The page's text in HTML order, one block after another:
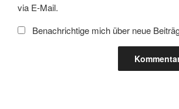
via E-Mail.
Benachrichtige mich über neue